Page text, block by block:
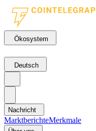
Ökosystem
Deutsch
Nachricht
MarktberichteMerkmale